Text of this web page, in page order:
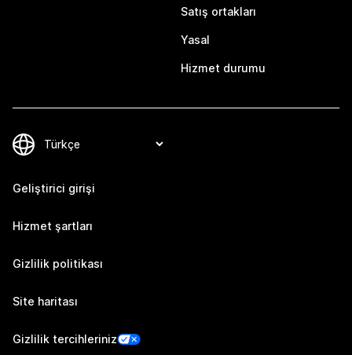
Satış ortakları
Yasal
Hizmet durumu
Geliştirici girişi
Hizmet şartları
Gizlilik politikası
Site haritası
Gizlilik tercihleriniz